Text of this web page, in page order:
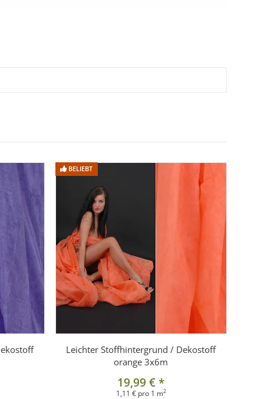
BELIEBT
Leichter Stoffhintergrund / Dekostoff
orange 3x6m
19,99 €*
1,11 € pro 1 m2